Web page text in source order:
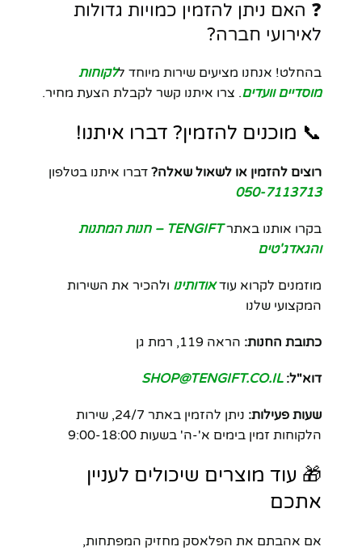
❓ האם ניתן להזמין כמויות גדולות
לאירועי חברה?
בהחלט! אנחנו מציעים שירות מיוחד ללקוחות
מוסדיים וועדים. צרו איתנו קשר לקבלת הצעת מחיר.
📞 מוכנים להזמין? דברו איתנו!
רוצים להזמין או לשאול שאלה? דברו איתנו בטלפון
050-7113713
בקרו אותנו באתר
TENGIFT – חנות המתנות
והגאדג'טים
מוזמנים לקרוא עודאודותינו ולהכיר את השירות
המקצועי שלנו
כתובת החנות: הראה 119, רמת גן
דוא"ל: SHOP@TENGIFT.CO.IL
שעות פעילות:
ניתן להזמין באתר 24/7, שירות
הלקוחות זמין בימים א'-ה' בשעות 9:00-18:00
🎁 עוד מוצרים שיכולים לעניין
אתכם
אם אהבתם את הפלאסק מחזיק המפתחות,